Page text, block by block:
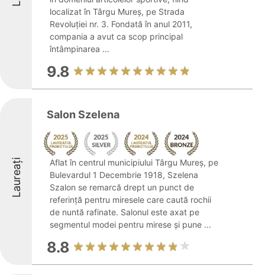
localizat în Târgu Mureș, pe Strada
Revoluției nr. 3. Fondată în anul 2011,
compania a avut ca scop principal
întâmpinarea ...
9.8
Laureați
Salon Szelena
Aflat în centrul municipiului Târgu Mureș, pe
Bulevardul 1 Decembrie 1918, Szelena
Szalon se remarcă drept un punct de
referință pentru miresele care caută rochii
de nuntă rafinate. Salonul este axat pe
segmentul modei pentru mirese și pune ...
8.8